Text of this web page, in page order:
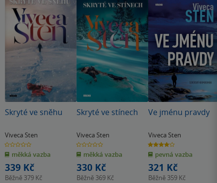
Skryté ve sněhu
Viveca Sten
0.0
z
5
hvězdiček
měkká vazba
339 Kč
Běžně 379 Kč
Skryté ve stínech
Viveca Sten
0.0
z
5
hvězdiček
měkká vazba
330 Kč
Běžně 369 Kč
Ve jménu pravdy
Viveca Sten
4.0
z
5
hvězdiček
pevná vazba
321 Kč
Běžně 359 Kč